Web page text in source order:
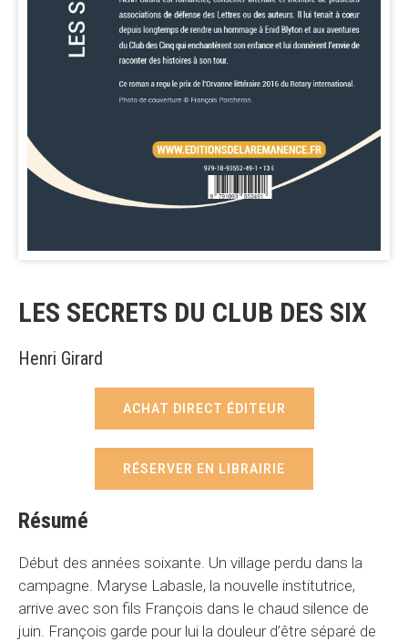
LES SECRETS DU CLUB DES SIX
Henri Girard
ACHAT DIRECT ÉDITEUR
RÉSERVER EN LIBRAIRIE
Résumé
Début des années soixante. Un village perdu dans la
campagne. Maryse Labasle, la nouvelle institutrice,
arrive avec son fils François dans le chaud silence de
juin. François garde pour lui la douleur d’être séparé de